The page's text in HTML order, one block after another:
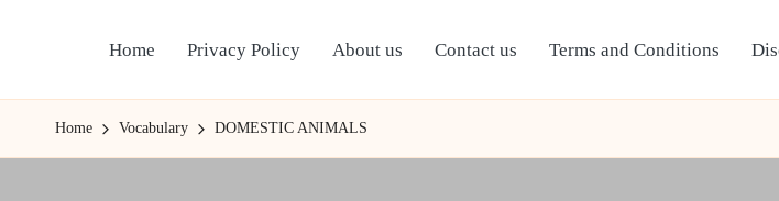
to
content
Home Privacy Policy About us Contact us Terms and Conditions
Home Vocabulary DOMESTIC ANIMALS